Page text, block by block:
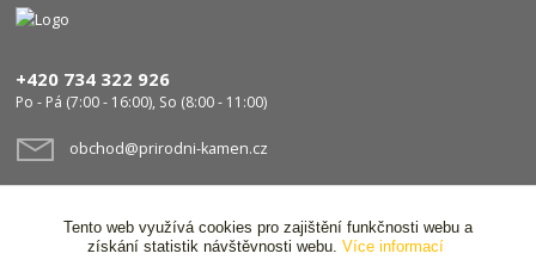
+420 734 322 926
Po - Pá (7:00 - 16:00), So (8:00 - 11:00)
obchod@prirodni-kamen.cz
Tento web využívá cookies pro zajištění funkčnosti webu a
získání statistik návštěvnosti webu. Více informací